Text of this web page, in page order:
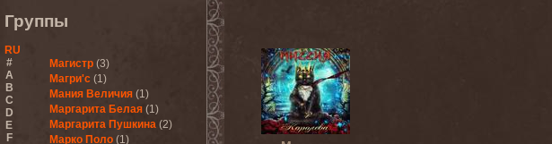
Группы
RU
#
A
B
C
D
E
F
Магистр (3)
Магри'с (1)
Мания Величия (1)
Маргарита Белая (1)
Маргарита Пушкина (2)
Марко Поло (1)